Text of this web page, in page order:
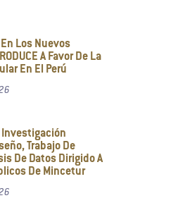
Los Nuevos
A Favor De La
En El Perú
Investigación
Trabajo De
De Datos Dirigido A
De Mincetur